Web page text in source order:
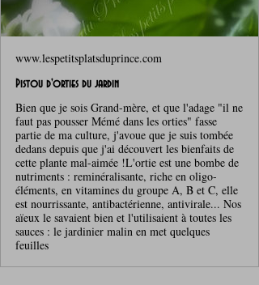
www.lespetitsplatsduprince.com
Pistou d'orties du jardin
Bien que je sois Grand-mère, et que l'adage "il ne
faut pas pousser Mémé dans les orties" fasse
partie de ma culture, j'avoue que je suis tombée
dedans depuis que j'ai découvert les bienfaits de
cette plante mal-aimée !L'ortie est une bombe de
nutriments : reminéralisante, riche en oligo-
éléments, en vitamines du groupe A, B et C, elle
est nourrissante, antibactérienne, antivirale... Nos
aïeux le savaient bien et l'utilisaient à toutes les
sauces : le jardinier malin en met quelques
feuilles